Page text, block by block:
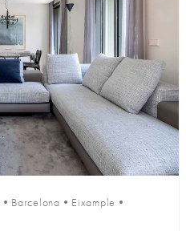
• Barcelona • Eixample •